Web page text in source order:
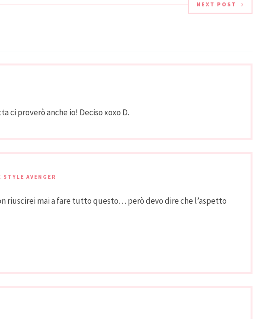
NEXT POST
ci proverò anche io! Deciso xoxo D.
AVENGER
riuscirei mai a fare tutto questo… però devo dire che l’aspetto